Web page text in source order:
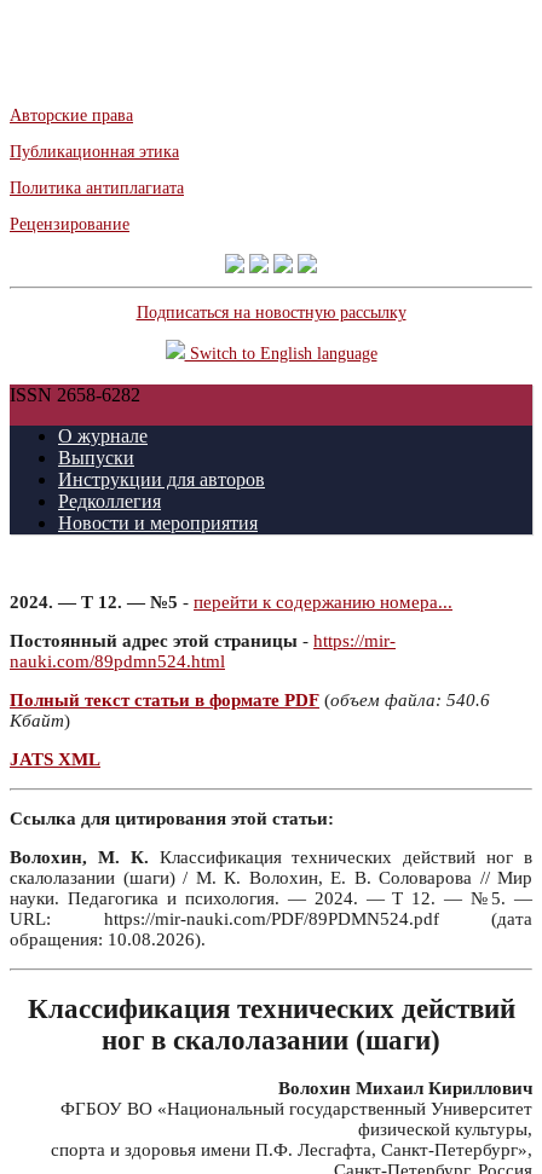
Авторские права
Публикационная этика
Политика антиплагиата
Рецензирование
Подписаться на новостную рассылку
Switch to English language
ISSN 2658-6282
О журнале
Выпуски
Инструкции для авторов
Редколлегия
Новости и мероприятия
2024. — Т 12. — №5 - перейти к содержанию номера...
Постоянный адрес этой страницы - https://mir-
nauki.com/89pdmn524.html
Полный текст статьи в формате PDF (объем файла: 540.6
Кбайт)
JATS XML
Ссылка для цитирования этой статьи:
Волохин, М. К. Классификация технических действий ног в
скалолазании (шаги) / М. К. Волохин, Е. В. Соловарова // Мир
науки. Педагогика и психология. — 2024. — Т 12. — №5. —
URL: https://mir-nauki.com/PDF/89PDMN524.pdf (дата
обращения: 10.08.2026).
Классификация технических действий
ног в скалолазании (шаги)
Волохин Михаил Кириллович
ФГБОУ ВО «Национальный государственный Университет
физической культуры,
спорта и здоровья имени П.Ф. Лесгафта, Санкт-Петербург»,